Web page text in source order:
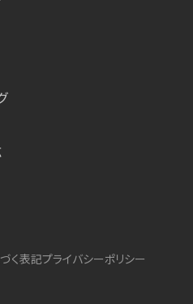
く表記プライバシーポリシー